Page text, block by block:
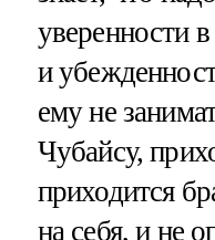
уверенности
и
ему не
Чубайсу,
приходится
на себя, и не